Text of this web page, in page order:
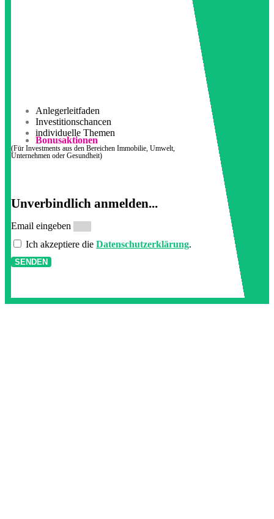
Anlegerleitfaden
Investitionschancen
individuelle Themen
Bonusaktionen
(Für Investments aus den Bereichen Immobilie, Umwelt,
Unternehmen oder Gesundheit)
Unverbindlich anmelden...
Email eingeben
Ich akzeptiere die Datenschutzerklärung.
SENDEN